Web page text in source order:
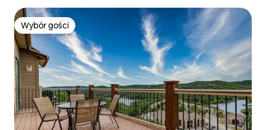
Wybór gości
Wybór gości